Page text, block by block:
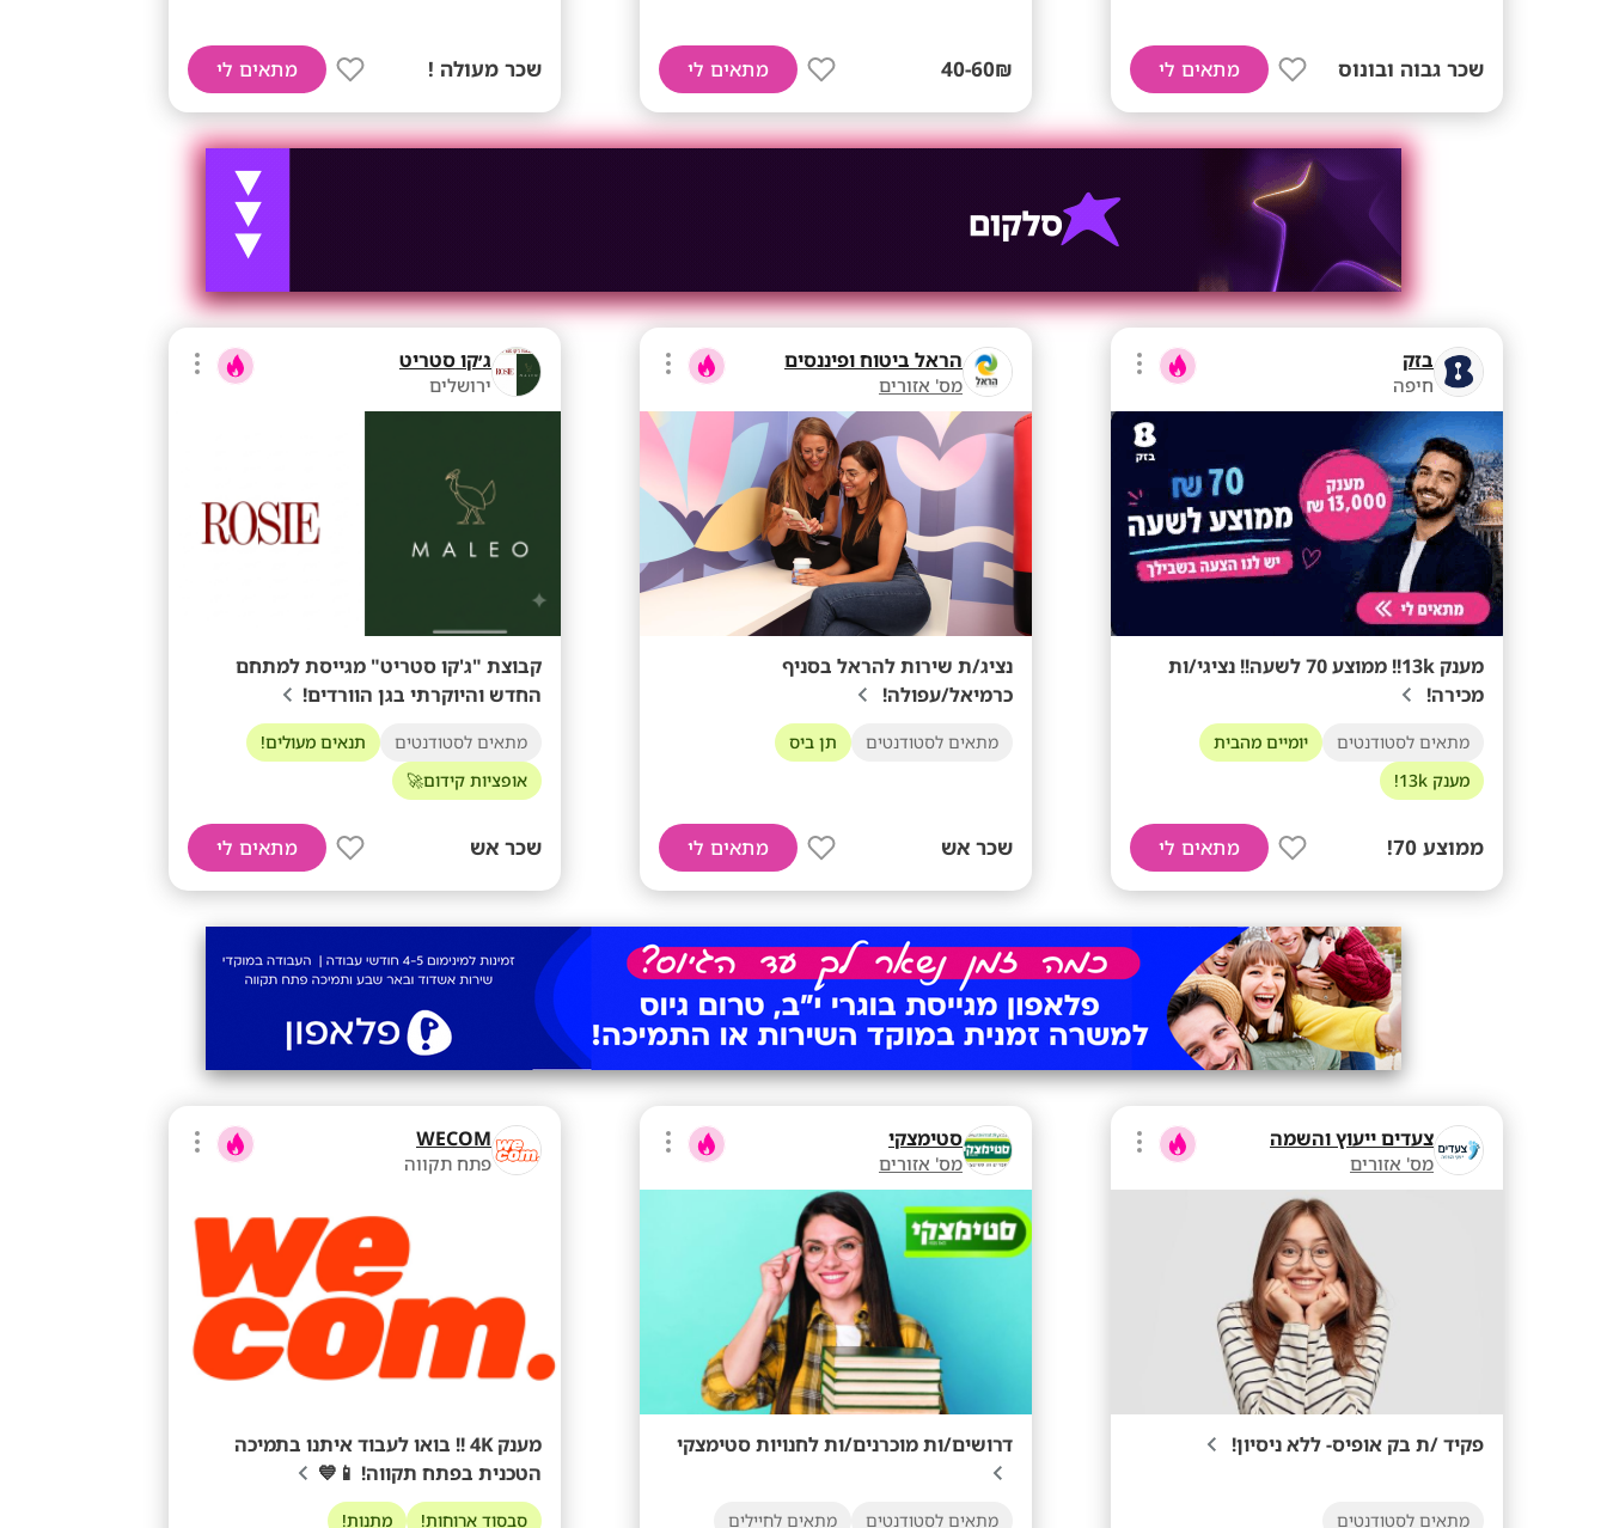
שכר גבוה ובונוס מתאים לי 40-60₪ מתאים לי שכר מעולה ! מתאים לי
בזק
חיפה
מענק 13k!! ממוצע 70 לשעה!! נציגי/ות
מכירה!
מתאים לסטודנטים
יומיים מהבית
מענק 13k!
ממוצע 70! מתאים לי
הראל ביטוח ופיננסים
מס' אזורים
נציג/ת שירות להראל בסניף
כרמיאל/עפולה!
מתאים לסטודנטים תן ביס
שכר אש מתאים לי
ג׳קו סטריט
ירושלים
קבוצת "ג'קו סטריט" מגייסת למתחם
החדש והיוקרתי בגן הוורדים!
מתאים לסטודנטים
תנאים מעולים!
אופציות קידום🚀
שכר אש מתאים לי
צעדים ייעוץ והשמה
מס' אזורים
פקיד /ת בק אופיס- ללא ניסיון!
מתאים לסטודנטים
סטימצקי
מס' אזורים
דרושים/ות מוכרנים/ות לחנויות סטימצקי
מתאים לסטודנטים מתאים לחיילים
WECOM
פתח תקווה
מענק 4K !! בואו לעבוד איתנו בתמיכה
הטכנית בפתח תקווה! 📱💙
סבסוד ארוחות! מתנות!